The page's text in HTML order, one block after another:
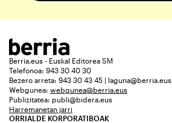
Berria.eus - Euskal Editorea SM
Telefonoa: 943 30 40 30
Bezero arreta: 943 30 43 45 | laguna@berria.eus
Webgunea: webgunea@berria.eus
Publizitatea: publi@bidera.eus
Harremanetan jarri
ORRIALDE KORPORATIBOAK